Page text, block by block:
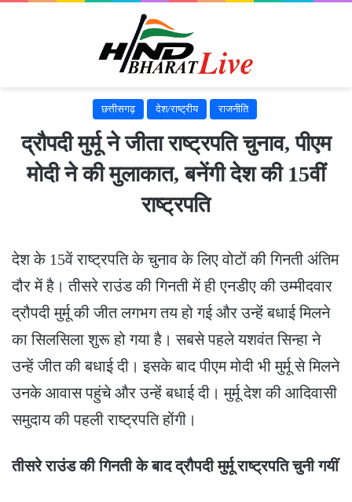
छत्तीसगढ़ देश/राष्ट्रीय राजनीति
द्रौपदी मुर्मू ने जीता राष्ट्रपति चुनाव, पीएम
मोदी ने की मुलाकात, बनेंगी देश की 15वीं
राष्ट्रपति
देश के 15वें राष्ट्रपति के चुनाव के लिए वोटों की गिनती अंतिम
दौर में है। तीसरे राउंड की गिनती में ही एनडीए की उम्मीदवार
द्रौपदी मुर्मू की जीत लगभग तय हो गई और उन्हेंं बधाई मिलने
का सिलसिला शुरू हो गया है। सबसे पहले यशवंत सिन्हा ने
उन्हें जीत की बधाई दी। इसके बाद पीएम मोदी भी मुर्मू से मिलने
उनके आवास पहुंचे और उन्हेंं बधाई दी। मुर्मू देश की आदिवासी
समुदाय की पहली राष्ट्रपति होंगी।
तीसरे राउंड की गिनती के बाद द्रौपदी मुर्मू राष्ट्रपति चुनी गयीं